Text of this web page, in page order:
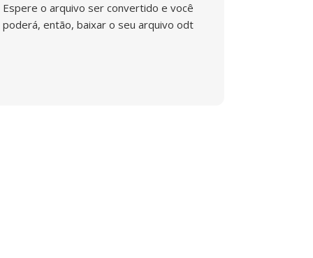
Espere o arquivo ser convertido e você
poderá, então, baixar o seu arquivo odt